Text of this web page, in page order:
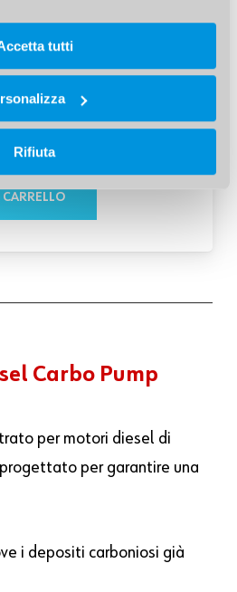
tutti
Rifiuta
Carbo Pump Sport
CARRELLO
Carbo Pump
per motori diesel di
per garantire una
i depositi carboniosi già